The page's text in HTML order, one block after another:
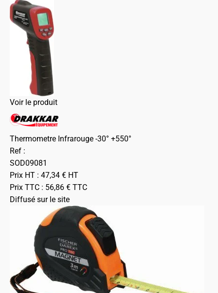
Voir le produit
Thermometre Infrarouge -30° +550°
Ref :
SOD09081
Prix HT : 47,34 € HT
Prix TTC : 56,86 € TTC
Diffusé sur le site